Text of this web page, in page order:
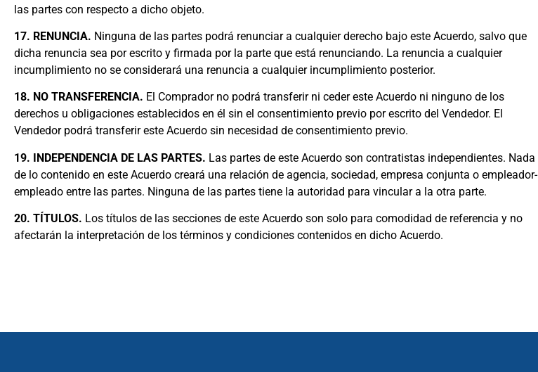
las partes con respecto a dicho objeto.
17. RENUNCIA. Ninguna de las partes podrá renunciar a cualquier derecho bajo este Acuerdo, salvo que
dicha renuncia sea por escrito y firmada por la parte que está renunciando. La renuncia a cualquier
incumplimiento no se considerará una renuncia a cualquier incumplimiento posterior.
18. NO TRANSFERENCIA. El Comprador no podrá transferir ni ceder este Acuerdo ni ninguno de los
derechos u obligaciones establecidos en él sin el consentimiento previo por escrito del Vendedor. El
Vendedor podrá transferir este Acuerdo sin necesidad de consentimiento previo.
19. INDEPENDENCIA DE LAS PARTES. Las partes de este Acuerdo son contratistas independientes. Nada
de lo contenido en este Acuerdo creará una relación de agencia, sociedad, empresa conjunta o empleador-
empleado entre las partes. Ninguna de las partes tiene la autoridad para vincular a la otra parte.
20. TÍTULOS. Los títulos de las secciones de este Acuerdo son solo para comodidad de referencia y no
afectarán la interpretación de los términos y condiciones contenidos en dicho Acuerdo.